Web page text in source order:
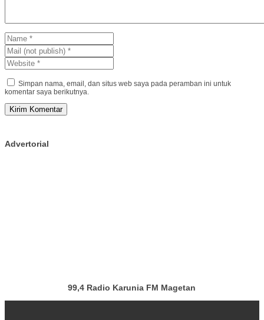
Simpan nama, email, dan situs web saya pada peramban ini untuk
komentar saya berikutnya.
Advertorial
99,4 Radio Karunia FM Magetan